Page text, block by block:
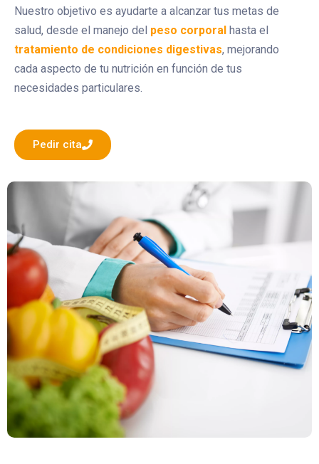
Nuestro objetivo es ayudarte a alcanzar tus metas de
salud, desde el manejo del peso corporal hasta el
tratamiento de condiciones digestivas, mejorando
cada aspecto de tu nutrición en función de tus
necesidades particulares.
Pedir cita